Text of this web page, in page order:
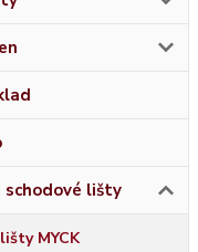
schodové lišty
MYCK